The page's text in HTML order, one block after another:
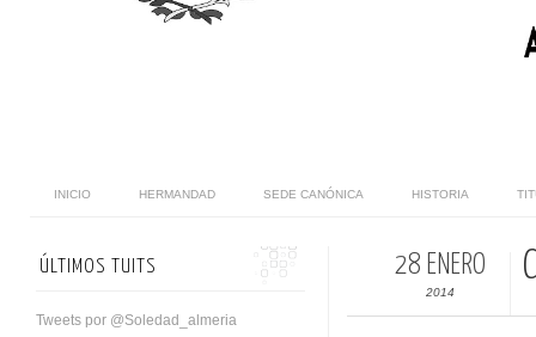
INICIO HERMANDAD SEDE CANÓNICA HISTORIA
28 ENERO
2014
ÚLTIMOS TUITS
Tweets por @Soledad_almeria